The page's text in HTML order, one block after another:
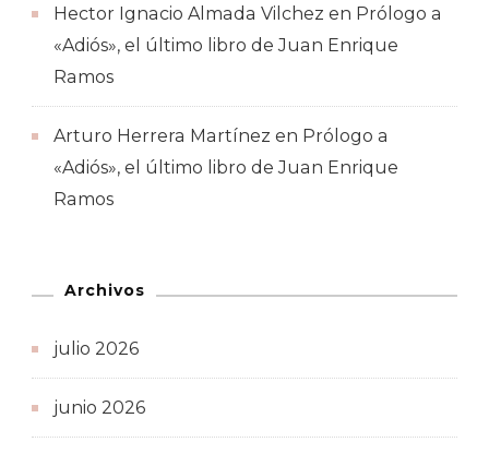
Hector Ignacio Almada Vilchez en Prólogo a
«Adiós», el último libro de Juan Enrique
Ramos
Arturo Herrera Martínez en Prólogo a
«Adiós», el último libro de Juan Enrique
Ramos
Archivos
julio 2026
junio 2026